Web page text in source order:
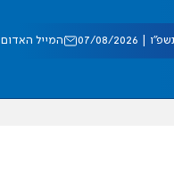
08/2026 המייל האדום